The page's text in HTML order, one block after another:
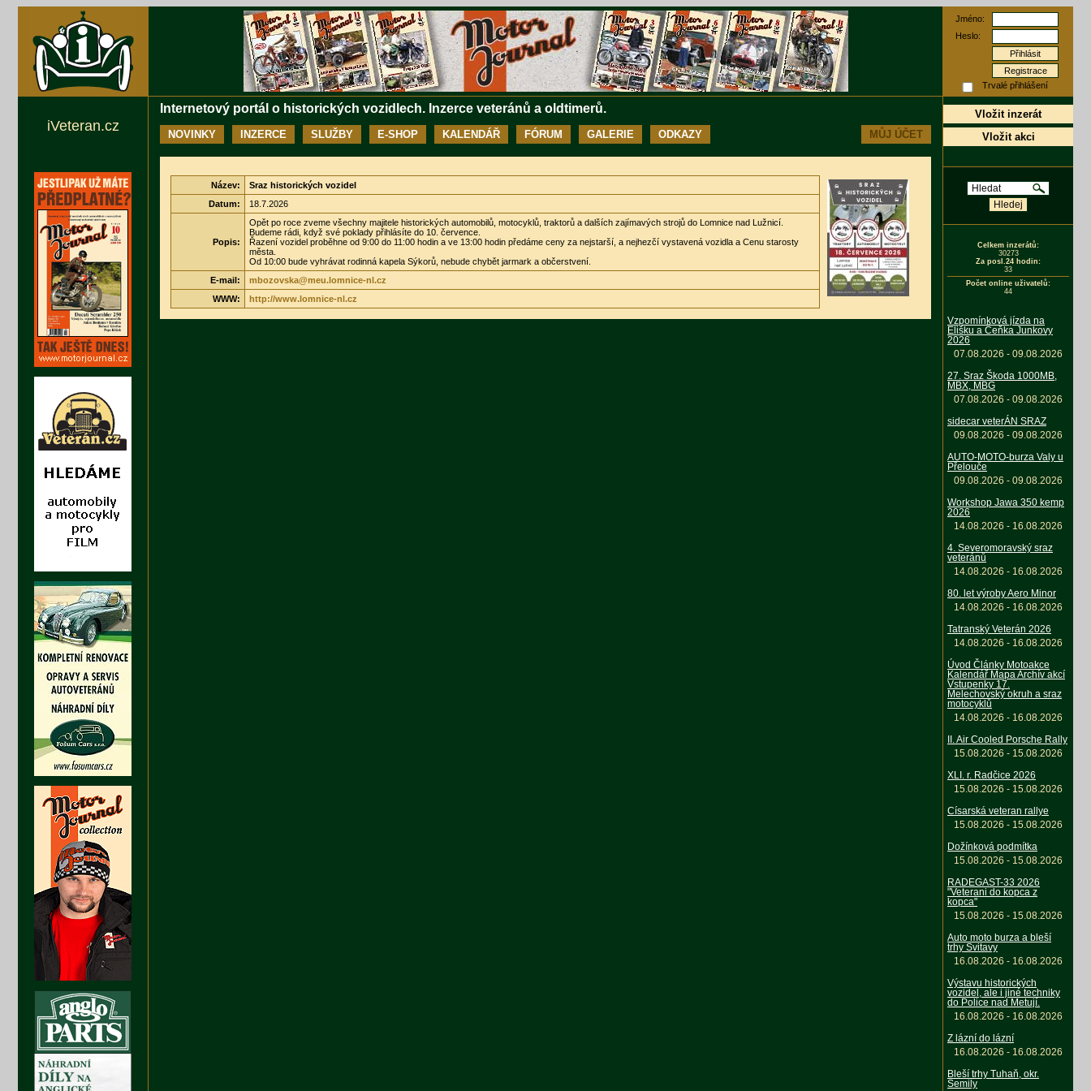
Internetový portál o historických vozidlech. Inzerce veteránů a oldtimerů.
NOVINKY INZERCE SLUŽBY E-SHOP KALENDÁŘ FÓRUM GALERIE ODKAZY MŮJ ÚČET
Název:
Sraz historických vozidel
Datum:
18.7.2026
Popis:
Opět po roce zveme všechny majitele historických automobilů, motocyklů, traktorů a dalších zajímavých strojů do Lomnice nad Lužnicí.
Budeme rádi, když své poklady přihlásíte do 10. července.
Řazení vozidel proběhne od 9:00 do 11:00 hodin a ve 13:00 hodin předáme ceny za nejstarší, a nejhezčí vystavená vozidla a Cenu starosty
města.
Od 10:00 bude vyhrávat rodinná kapela Sýkorů, nebude chybět jarmark a občerstvení.
E-mail:
mbozovska@meu.lomnice-nl.cz
WWW:
http://www.lomnice-nl.cz
Jméno:
Heslo:
Registrace
Trvalé přihlášení
Vložit inzerát
Vložit akci
Celkem inzerátů:
30273
Za posl.24 hodin:
33
Počet online uživatelů:
44
Vzpomínková jízda na
Elišku a Čeňka Junkovy
2026
07.08.2026 - 09.08.2026
27. Sraz Škoda 1000MB,
MBX, MBG
07.08.2026 - 09.08.2026
sidecar veterÁN SRAZ
09.08.2026 - 09.08.2026
AUTO-MOTO-burza Valy u
Přelouče
09.08.2026 - 09.08.2026
Workshop Jawa 350 kemp
2026
14.08.2026 - 16.08.2026
4. Severomoravský sraz
veteránů
14.08.2026 - 16.08.2026
80. let výroby Aero Minor
14.08.2026 - 16.08.2026
Tatranský Veterán 2026
14.08.2026 - 16.08.2026
Úvod Články Motoakce
Kalendář Mapa Archív akcí
Vstupenky 17.
Melechovský okruh a sraz
motocyklů
14.08.2026 - 16.08.2026
II. Air Cooled Porsche Rally
15.08.2026 - 15.08.2026
XLI. r. Radčice 2026
15.08.2026 - 15.08.2026
Císarská veteran rallye
15.08.2026 - 15.08.2026
Dožínková podmítka
15.08.2026 - 15.08.2026
RADEGAST-33 2026
"Veterani do kopca z
kopca"
15.08.2026 - 15.08.2026
Auto moto burza a bleší
trhy Svitavy
16.08.2026 - 16.08.2026
Výstavu historických
vozidel, ale i jiné techniky
do Police nad Metují.
16.08.2026 - 16.08.2026
Z lázní do lázní
16.08.2026 - 16.08.2026
Bleší trhy Tuhaň, okr.
Semily
iVeteran.cz